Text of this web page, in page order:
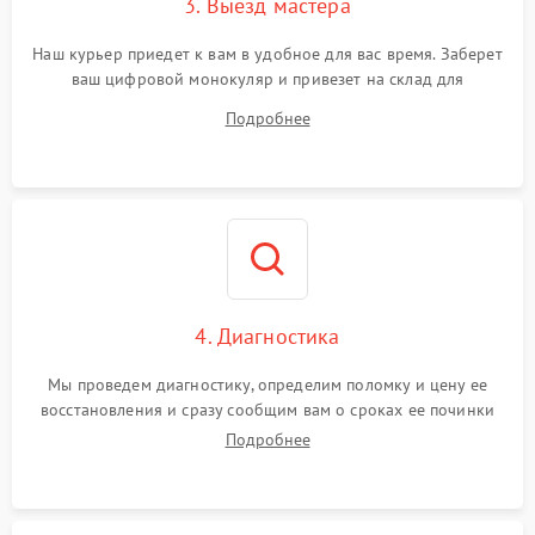
Наш курьер приедет к вам в удобное для вас время. Заберет
ваш цифровой монокуляр и привезет на склад для
Подробнее
4. Диагностика
Мы проведем диагностику, определим поломку и цену ее
восстановления и сразу сообщим вам о сроках ее починки
Подробнее